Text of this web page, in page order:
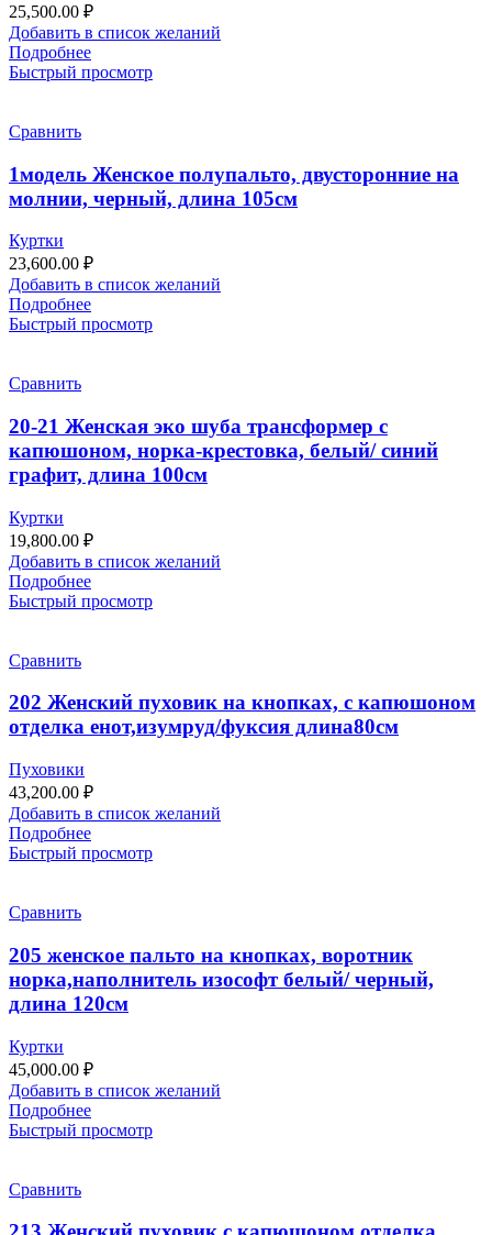
25,500.00 ₽
Добавить в список желаний
Подробнее
Быстрый просмотр
Сравнить
1модель Женское полупальто, двусторонние на
молнии, черный, длина 105см
Куртки
23,600.00 ₽
Добавить в список желаний
Подробнее
Быстрый просмотр
Сравнить
20-21 Женская эко шуба трансформер с
капюшоном, норка-крестовка, белый/ синий
графит, длина 100см
Куртки
19,800.00 ₽
Добавить в список желаний
Подробнее
Быстрый просмотр
Сравнить
202 Женский пуховик на кнопках, с капюшоном
отделка енот,изумруд/фуксия длина80см
Пуховики
43,200.00 ₽
Добавить в список желаний
Подробнее
Быстрый просмотр
Сравнить
205 женское пальто на кнопках, воротник
норка,наполнитель изософт белый/ черный,
длина 120см
Куртки
45,000.00 ₽
Добавить в список желаний
Подробнее
Быстрый просмотр
Сравнить